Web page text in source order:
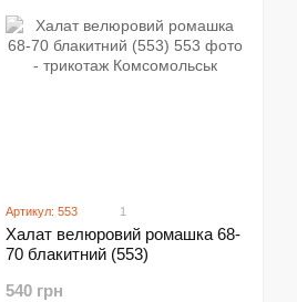
Артикул: 553 1
Халат велюровий ромашка 68-
70 блакитний (553)
540 грн